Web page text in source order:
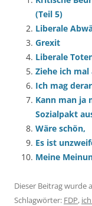
(Teil 5)
Liberale
Grexit
Liberale
Ziehe ich
Ich mag
Kann man ja
Sozialpakt
Wäre schön,
Es ist
Meine
Dieser Beitrag wurde
Schlagwörter: FDP,